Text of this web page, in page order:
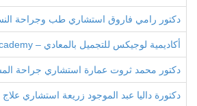
دكتور رامي فاروق استشاري طب وجراحة
أكاديمية لوجيكس للتجميل بالمعادي – Logix Beauty Academy
دكتور محمد ثروت عمارة استشاري جراحة
دكتورة داليا عبد الموجود زريعة استشاري